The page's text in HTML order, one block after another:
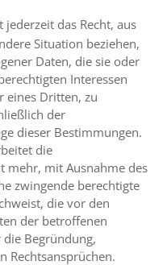
das Recht, aus
Situation beziehen,
Daten, die sie oder
Interessen
eines Dritten, zu
der
dieser Bestimmungen.
die
mehr, mit Ausnahme des
zwingende berechtigte
die vor den
der betroffenen
Begründung,
Rechtsansprüchen.